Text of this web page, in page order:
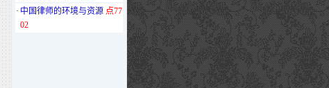
· 中国律师的环境与资源 点77
02